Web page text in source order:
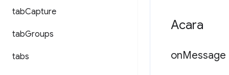
tabCapture
tabGroups
tabs
Acara
onMessage